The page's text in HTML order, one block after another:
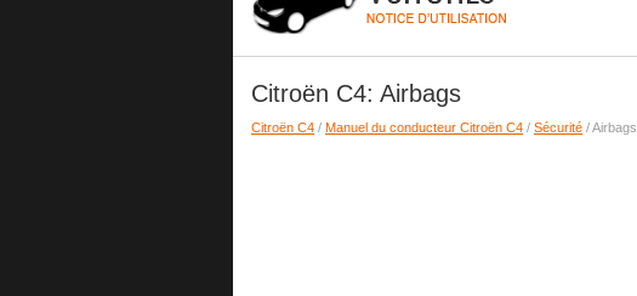
Citroën C4: Airbags
Citroën C4 / Manuel du conducteur Citroën C4 / Sécurité / Airbags